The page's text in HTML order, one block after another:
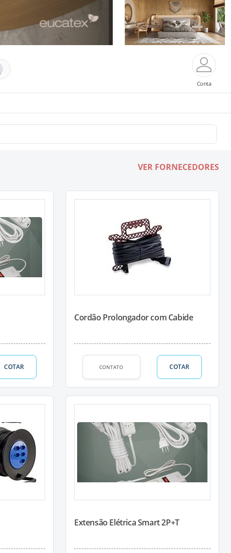
Conta
VER FORNECEDORES
COTAR
Cordão Prolongador com Cabide
CONTATO COTAR
Extensão Elétrica Smart 2P+T